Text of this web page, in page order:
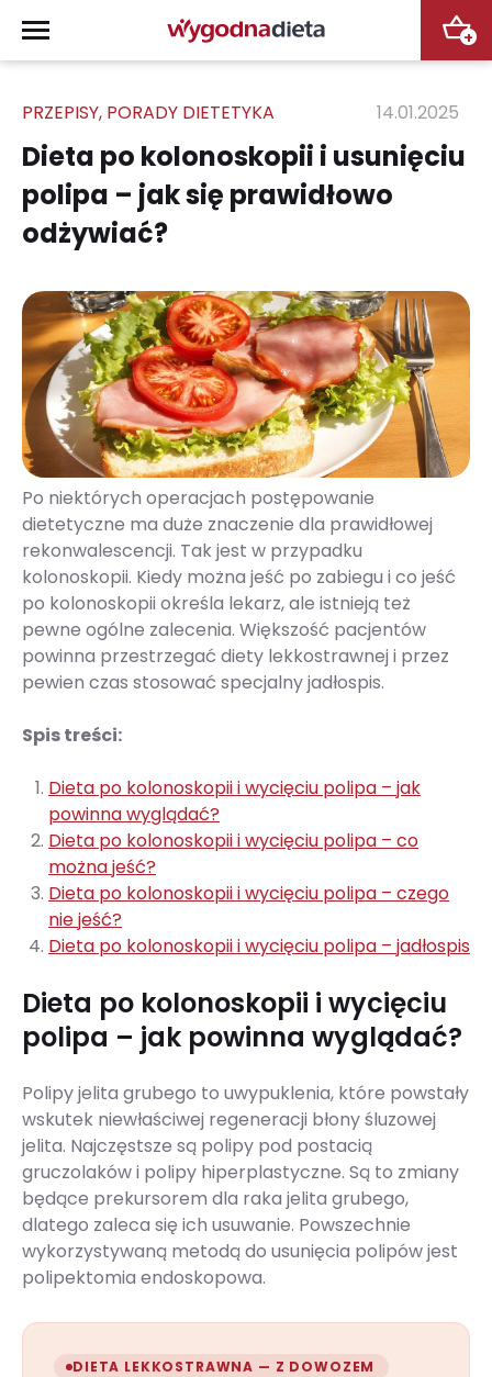
+
PRZEPISY, PORADY DIETETYKA 14.01.2025
Dieta po kolonoskopii i usunięciu
polipa – jak się prawidłowo
odżywiać?
Po niektórych operacjach postępowanie
dietetyczne ma duże znaczenie dla prawidłowej
rekonwalescencji. Tak jest w przypadku
kolonoskopii. Kiedy można jeść po zabiegu i co jeść
po kolonoskopii określa lekarz, ale istnieją też
pewne ogólne zalecenia. Większość pacjentów
powinna przestrzegać diety lekkostrawnej i przez
pewien czas stosować specjalny jadłospis.
Spis treści:
Dieta po kolonoskopii i wycięciu polipa – jak
powinna wyglądać?
Dieta po kolonoskopii i wycięciu polipa – co
można jeść?
Dieta po kolonoskopii i wycięciu polipa – czego
nie jeść?
Dieta po kolonoskopii i wycięciu polipa – jadłospis
Dieta po kolonoskopii i wycięciu
polipa – jak powinna wyglądać?
Polipy jelita grubego to uwypuklenia, które powstały
wskutek niewłaściwej regeneracji błony śluzowej
jelita. Najczęstsze są polipy pod postacią
gruczolaków i polipy hiperplastyczne. Są to zmiany
będące prekursorem dla raka jelita grubego,
dlatego zaleca się ich usuwanie. Powszechnie
wykorzystywaną metodą do usunięcia polipów jest
polipektomia endoskopowa.
DIETA LEKKOSTRAWNA — Z DOWOZEM